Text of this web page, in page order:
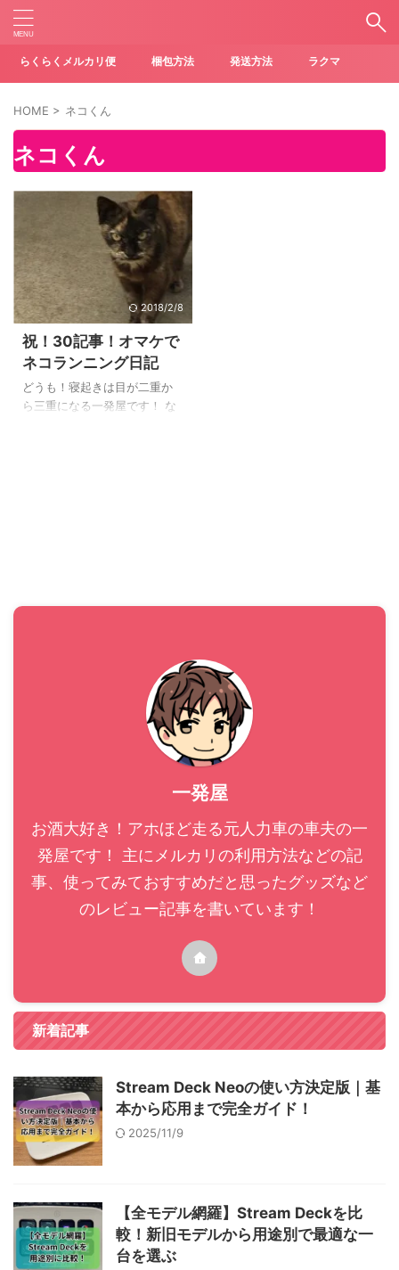
らくらくメルカリ便 梱包方法 発送方法 ラクマ
HOME > ネコくん
ネコくん
2018/2/8
祝！30記事！オマケで
ネコランニング日記
どうも！寝起きは目が二重か
ら三重になる一発屋です！ な
てしまったので走行ではなく
厳密には歩行です。 そこでネ
コ発見センサー感度をマック
一発屋
お酒大好き！アホほど走る元人力車の車夫の一
発屋です！ 主にメルカリの利用方法などの記
事、使ってみておすすめだと思ったグッズなど
のレビュー記事を書いています！
新着記事
Stream Deck Neoの使い方決定版｜基
本から応用まで完全ガイド！
2025/11/9
【全モデル網羅】Stream Deckを比
較！新旧モデルから用途別で最適な一
台を選ぶ